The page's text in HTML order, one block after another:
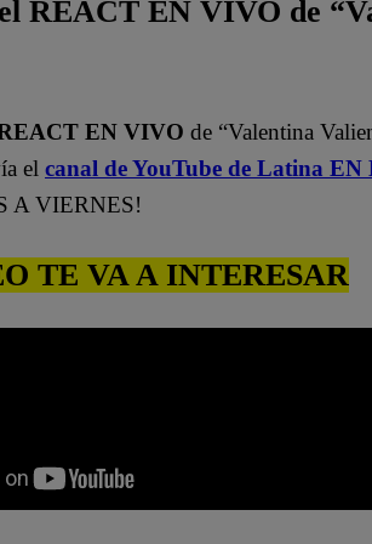
REACT EN VIVO de
EN VIVO de “Valentina
el canal de YouTube de Latina EN
A VIERNES!
TE VA A INTERESAR